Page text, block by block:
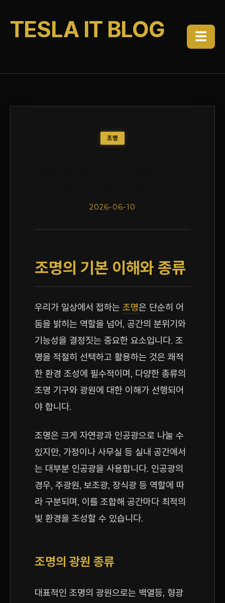
TESLA IT BLOG ☰
조명
2026-06-10
조명의 기본 이해와 종류
우리가 일상에서 접하는 조명은 단순히 어
둠을 밝히는 역할을 넘어, 공간의 분위기와
기능성을 결정짓는 중요한 요소입니다. 조
명을 적절히 선택하고 활용하는 것은 쾌적
한 환경 조성에 필수적이며, 다양한 종류의
조명 기구와 광원에 대한 이해가 선행되어
야 합니다.
조명은 크게 자연광과 인공광으로 나눌 수
있지만, 가정이나 사무실 등 실내 공간에서
는 대부분 인공광을 사용합니다. 인공광의
경우, 주광원, 보조광, 장식광 등 역할에 따
라 구분되며, 이를 조합해 공간마다 최적의
빛 환경을 조성할 수 있습니다.
조명의 광원 종류
대표적인 조명의 광원으로는 백열등, 형광